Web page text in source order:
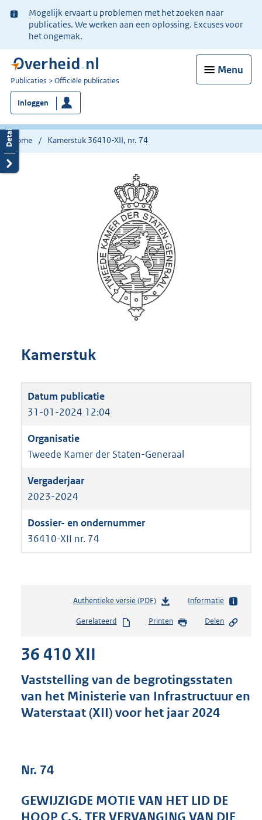
Ter
informatie:
Mogelijk ervaart u problemen met het zoeken naar
publicaties. We werken aan een oplossing. Excuses voor
het ongemak.
Menu
U
bent
nu
hier:
Publicaties Officiële publicaties
Inloggen
Home Kamerstuk 36410-XII, nr. 74
Kamerstuk
31-01-2024 12:04
Tweede Kamer der Staten-Generaal
2023-2024
36410-XII nr. 74
Authentieke versie (PDF)b
s
s
g
r
3
Informatie
Gerelateerd Printen Delen
36 410 XII
Vaststelling van de begrotingsstaten
van het Ministerie van Infrastructuur en
Waterstaat (XII) voor het jaar 2024
Nr. 74
GEWIJZIGDE MOTIE VAN HET LID DE
HOOP C.S. TER VERVANGING VAN DIE